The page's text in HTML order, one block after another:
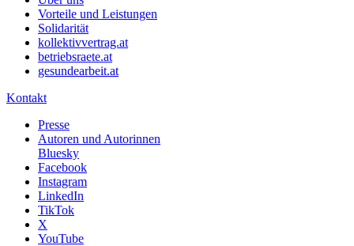
Vorteile und Leistungen
Solidarität
kollektivvertrag.at
betriebsraete.at
gesundearbeit.at
Kontakt
Presse
Autoren und Autorinnen
Bluesky
Facebook
Instagram
LinkedIn
TikTok
X
YouTube